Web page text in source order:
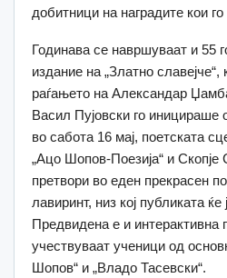
добитници на наградите кои
Годинава се навршуваат и 55
издание на „Златно славејче“,
раѓањето на Александар
Васил Пујовски го иницираше
во сабота 16 мај, поетската
„Ацо Шопов-Поезија“ и
претвори во еден прекрасен
лавиринт, низ кој публиката
Предвидена е и интерактивна
учествуваат ученици од
Шопов“ и „Владо Тасевски“.